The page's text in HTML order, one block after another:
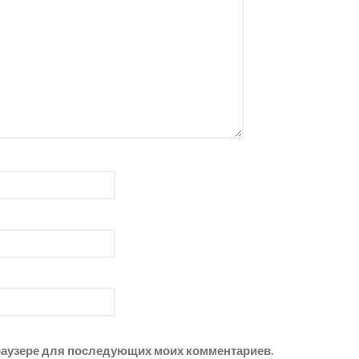
для последующих моих комментариев.